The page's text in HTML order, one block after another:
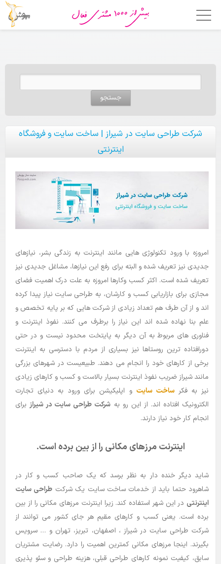
قالب ها
چرا پوپش؟
مشتریان ما
جستجو برای:
شرکت طراحی سایت در شیراز | ساخت سایت و فروشگاه
اینترنتی
امروزه با ورود تکنولوژی هایی مانند اینترنت به زندگی بشر، نیازهای
جدیدی نیز تعریف شده و البته برای رفع این نیازها، مشاغل جدیدی نیز
تعریف شده است. اکثر کسب وکارها امروزه به علت درک اهمیت فضای
مجازی برای بازاریابی کسب و کارشان، به طراحی سایت نیاز پیدا کرده
اند و از آن طرف هم تعداد زیادی از شرکت هایی که بر پایه تخصص و
علم بنا نهاده شده اند این نیاز را برطرف می کنند. نفوذ اینترنت و
فناوری های مربوط به آن دیگر به پایتخت محدود نیست و در حتی
دورافتاده ترین روستاها نیز بسیاری از مردم با دسترسی به اینترنت
برخی از کارهای خود را انجام می دهند. طبیعیست در شهرهای بزرگی
مانند شیراز ضریب نفوذ اینترنت بسیار بالاست و کسب و کارهای زیادی
نیز به فکرساخت سایت و اپلیکیشن برای ورود به دنیای تجارت
الکترونیک افتاده اند. از این رو به شرکت طراحی سایت در شیراز برای
انجام کار خود نیاز دارند.
اینترنت مرزهای مکانی را از بین برده است.
شاید دیگر خنده دار به نظر برسد که یک صاحب کسب و کار در
شاهرود حتما باید از خدمات ساخت سایت یک شرکت طراحی سایت
اینترنتی در این شهر استفاده کند. زیرا اینترنت مرزهای مکانی را از بین
برده است. یعنی کسب و کارهای مقیم هر جای کشور می توانند از
شرکت طراحی سایت در شیراز ، اصفهان، تبریز، تهران و … سرویس
بگیرند. اینجا مرزهای مکانی کمترین اهمیت را دارد. رضایت مشتریان
سابق، کیفیت نمونه کارهای طراحی قبلی، هزینه طراحی و سئو پذیری